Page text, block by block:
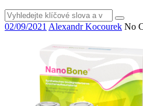
Vyhledat
02/09/2021 Alexandr Kocourek No